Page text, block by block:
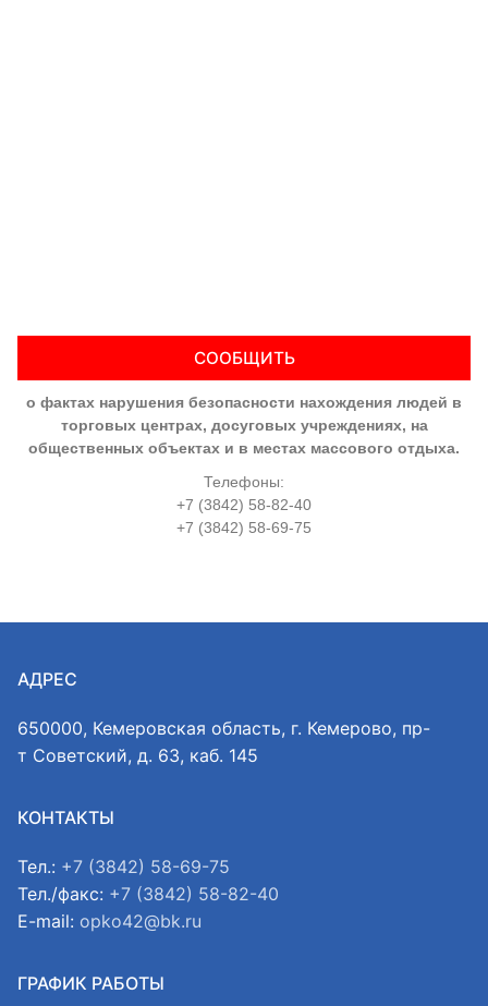
СООБЩИТЬ
о фактах нарушения безопасности нахождения людей в
торговых центрах, досуговых учреждениях, на
общественных объектах и в местах массового отдыха.
Телефоны:
+7 (3842) 58-82-40
+7 (3842) 58-69-75
АДРЕС
650000, Кемеровская область, г. Кемерово, пр-
т Советский, д. 63, каб. 145
КОНТАКТЫ
Тел.: +7 (3842) 58-69-75
Тел./факс: +7 (3842) 58-82-40
E-mail: opko42@bk.ru
ГРАФИК РАБОТЫ